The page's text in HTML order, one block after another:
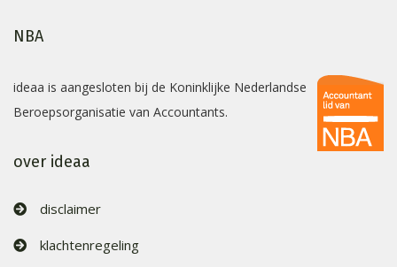
NBA
ideaa is aangesloten bij de Koninklijke Nederlandse
Beroepsorganisatie van Accountants.
over ideaa
disclaimer
klachtenregeling